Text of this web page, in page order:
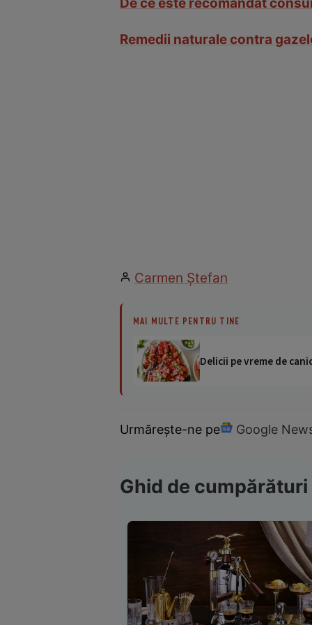
De ce este recomandat
Remedii naturale contra
Carmen Ştefan
MAI MULTE PENTRU TINE
Delicii pe vreme de
Urmărește-ne pe Google
Ghid de cumpărături